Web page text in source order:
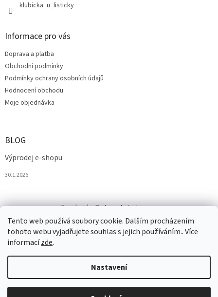
Tento web používá soubory cookie. Dalším procházením
tohoto webu vyjadřujete souhlas s jejich používáním.. Více
informacízde.
Nastavení
klubicka_u_listicky
Informace pro vás
Doprava a platba
Obchodní podmínky
Podmínky ochrany osobních údajů
Hodnocení obchodu
Moje objednávka
BLOG
Výprodej e-shopu
30.1.2026
Facebook Pinterest Instagram
Vytvořil Shoptet